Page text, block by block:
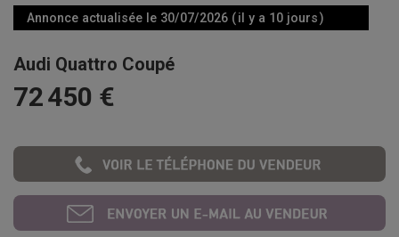
Annonce actualisée le 30/07/2026 ( il y a 10 jours )
Audi Quattro Coupé
72 450 €